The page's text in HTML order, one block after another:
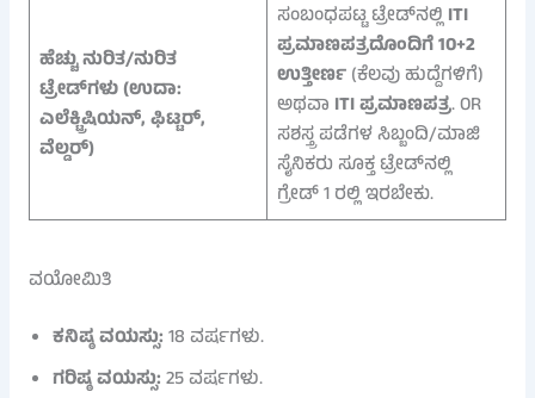
ಹೆಚ್ಚು ನುರಿತ/ನುರಿತ
ಟ್ರೇಡ್‌ಗಳು (ಉದಾ:
ಎಲೆಕ್ಟ್ರಿಷಿಯನ್, ಫಿಟ್ಟರ್,
ವೆಲ್ಡರ್)
ಸಂಬಂಧಪಟ್ಟ ಟ್ರೇಡ್‌ನಲ್ಲಿITI
ಪ್ರಮಾಣಪತ್ರದೊಂದಿಗೆ 10+2
ಉತ್ತೀರ್ಣ(ಕೆಲವು ಹುದ್ದೆಗಳಿಗೆ)
ಅಥವಾ ITI ಪ್ರಮಾಣಪತ್ರ. OR
ಸಶಸ್ತ್ರ ಪಡೆಗಳ ಸಿಬ್ಬಂದಿ/ಮಾಜಿ
ಸೈನಿಕರು ಸೂಕ್ತ ಟ್ರೇಡ್‌ನಲ್ಲಿ
ಗ್ರೇಡ್ 1 ರಲ್ಲಿ ಇರಬೇಕು.
ವಯೋಮಿತಿ
ಕನಿಷ್ಠ ವಯಸ್ಸು:18 ವರ್ಷಗಳು.
ಗರಿಷ್ಠ ವಯಸ್ಸು:25 ವರ್ಷಗಳು.